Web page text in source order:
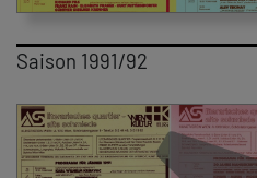
Saison 1991/92